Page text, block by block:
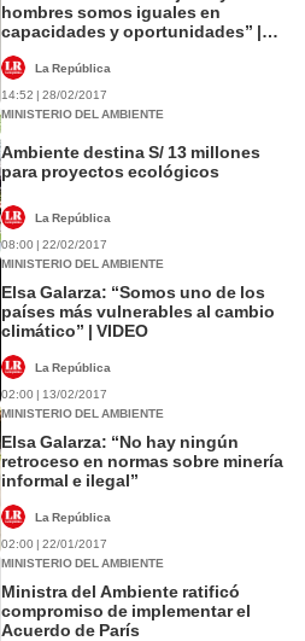
hombres somos iguales en
capacidades y oportunidades” |
La República
14:52 | 28/02/2017
MINISTERIO DEL AMBIENTE
Ambiente destina S/ 13 millones
para proyectos ecológicos
La República
08:00 | 22/02/2017
MINISTERIO DEL AMBIENTE
Elsa Galarza: “Somos uno de los
países más vulnerables al cambio
climático” | VIDEO
La República
02:00 | 13/02/2017
MINISTERIO DEL AMBIENTE
Elsa Galarza: “No hay ningún
retroceso en normas sobre minería
informal e ilegal”
La República
02:00 | 22/01/2017
MINISTERIO DEL AMBIENTE
Ministra del Ambiente ratificó
compromiso de implementar el
Acuerdo de París